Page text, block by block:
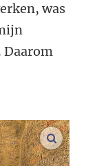
was
Daarom